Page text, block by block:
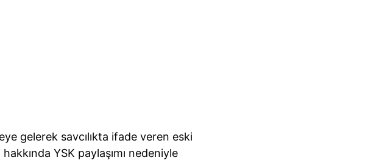
gelerek savcılıkta ifade veren eski
YSK paylaşımı nedeniyle